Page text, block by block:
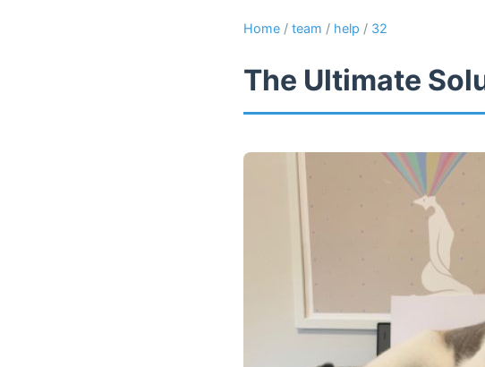
Home / team / help / 32
The Ultimate